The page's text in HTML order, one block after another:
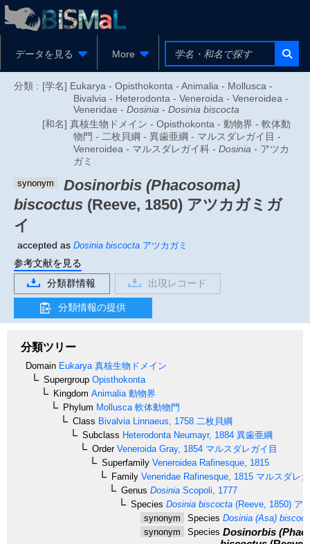
データを見る More
分類 : [学名] Eukarya - Opisthokonta - Animalia - Mollusca -
Bivalvia - Heterodonta - Veneroida - Veneroidea -
Veneridae - Dosinia - Dosinia biscocta
[和名] 真核生物ドメイン - Opisthokonta - 動物界 - 軟体動
物門 - 二枚貝綱 - 異歯亜綱 - マルスダレガイ目 -
Veneroidea - マルスダレガイ科 - Dosinia - アツカ
ガミ
synonym
Dosinorbis (Phacosoma)
biscoctus (Reeve, 1850) アツカガミガ
イ
accepted as Dosinia biscocta アツカガミ
参考文献を見る
分類群情報
出現レコード
分類情報の提供
分類ツリー
Domain Eukarya 真核生物ドメイン
Supergroup Opisthokonta
Kingdom Animalia 動物界
Phylum Mollusca 軟体動物門
Class Bivalvia Linnaeus, 1758 二枚貝綱
Subclass Heterodonta Neumayr, 1884 異歯亜綱
OrderVeneroida Gray, 1854 マルスダレガイ目
Superfamily Veneroidea Rafinesque, 1815
Family Veneridae Rafinesque, 1815 マルスダレ
Genus Dosinia Scopoli, 1777
Species Dosinia biscocta (Reeve, 1850) ア
synonym
Species Dosinia (Asa)
synonym
Species Dosinorbis